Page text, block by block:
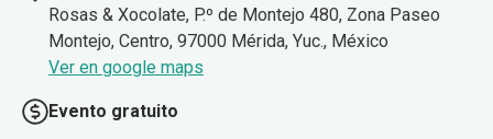
Rosas & Xocolate, P.º de Montejo 480, Zona Paseo
Montejo, Centro, 97000 Mérida, Yuc., México
Ver en google maps
Evento gratuito